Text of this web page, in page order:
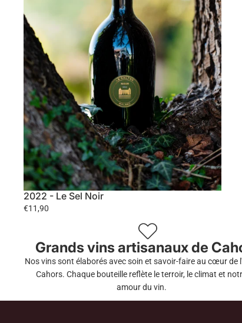
2022 - Le Sel Noir
€11,90
Grands vins artisanaux de
Nos vins sont élaborés avec soin et savoir-faire au cœur de
Cahors. Chaque bouteille reflète le terroir, le climat et
amour du vin.